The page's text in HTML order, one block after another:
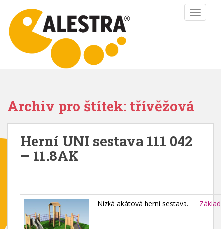
n
Archiv pro štítek: třívěžová
Herní UNI sestava 111 042
– 11.8AK
Nízká akátová herní sestava.